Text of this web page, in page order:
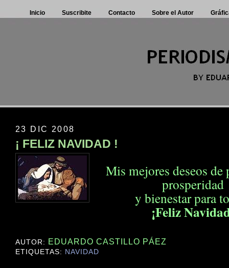
Inicio Suscribite Contacto Sobre el Autor
23 DIC 2008
¡ FELIZ NAVIDAD !
Mis mejores deseos de
prosperidad
y bienestar para
¡Feliz
AUTOR: EDUARDO CASTILLO PÁEZ
ETIQUETAS: NAVIDAD